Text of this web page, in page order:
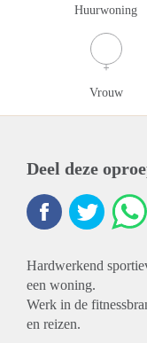
Huurwoning
Vrouw
Deel deze
Hardwerkend
een woning.
Werk in de
en reizen.